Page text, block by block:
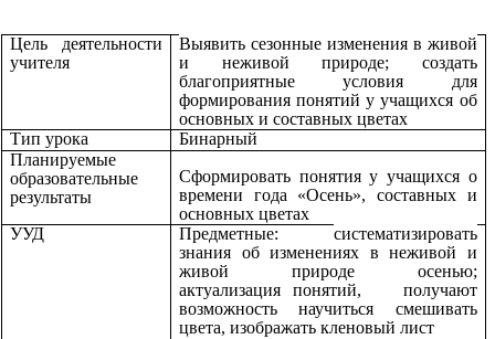
Цель деятельности
учителя
Выявить сезонные изменения в живой
и неживой природе; создать
благоприятные условия для
формирования понятий у учащихся об
основных и составных цветах
Тип урока
Бинарный
Планируемые
образовательные
результаты
Сформировать понятия у учащихся о
времени года «Осень», составных и
основных цветах
УУД
Предметные:
систематизировать
знания об изменениях в неживой и
живой природе осенью;
актуализация
понятий, получают
возможность научиться смешивать
цвета, изображать кленовый лист